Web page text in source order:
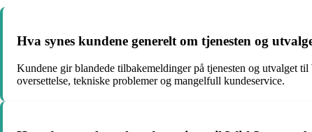
Hva synes kundene generelt om tjenesten og
Kundene gir blandede tilbakemeldinger på tjenesten og utvalget
oversettelse, tekniske problemer og mangelfull kundeservice.